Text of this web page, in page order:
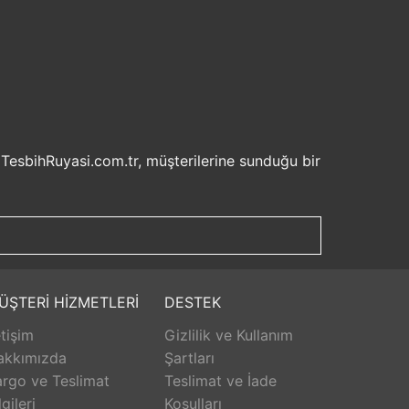
müşterilerine sunduğu bir
deneyiminizi keyifli hale getirebilirsiniz.
ürünü beğenmez veya istediğiniz gibi
olmadan istediğiniz ürünü seçebilirsiniz.
sunar. Ürünlerle ilgili herhangi bir sorun
her aşamasında destek alabilirsiniz.
keyifli bir alışveriş yapabilirsiniz.
HİZMETLERİ
ve Teslimat
DESTEK
Gizlilik ve Kullanım
Şartları
Teslimat ve İade
Koşulları